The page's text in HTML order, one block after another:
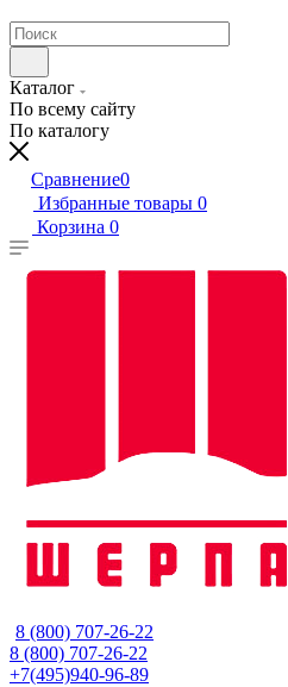
Каталог
По всему сайту
По каталогу
Сравнение0
Избранные товары 0
Корзина 0
8 (800) 707-26-22
8 (800) 707-26-22
+7(495)940-96-89